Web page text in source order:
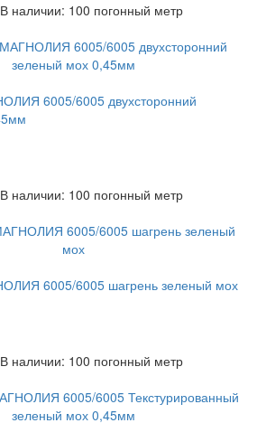
В наличии: 100 погонный метр
6005/6005 двухсторонний
В наличии: 100 погонный метр
6005/6005 шагрень зеленый мох
В наличии: 100 погонный метр